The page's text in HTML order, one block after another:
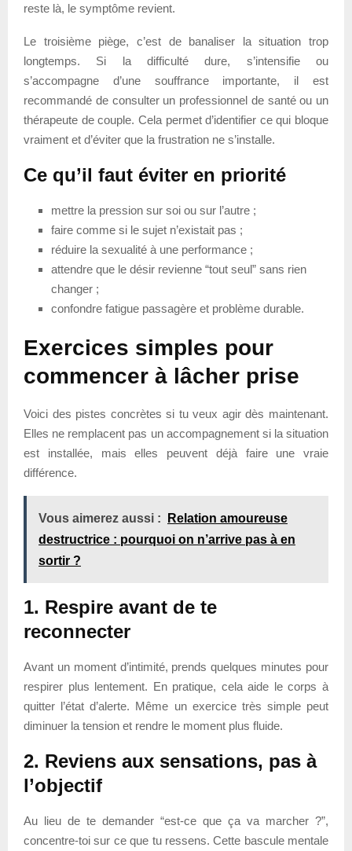
reste là, le symptôme revient.
Le troisième piège, c’est de banaliser la situation trop
longtemps. Si la difficulté dure, s’intensifie ou
s’accompagne d’une souffrance importante, il est
recommandé de consulter un professionnel de santé ou un
thérapeute de couple. Cela permet d’identifier ce qui bloque
vraiment et d’éviter que la frustration ne s’installe.
Ce qu’il faut éviter en priorité
mettre la pression sur soi ou sur l’autre ;
faire comme si le sujet n’existait pas ;
réduire la sexualité à une performance ;
attendre que le désir revienne “tout seul” sans rien
changer ;
confondre fatigue passagère et problème durable.
Exercices simples pour
commencer à lâcher prise
Voici des pistes concrètes si tu veux agir dès maintenant.
Elles ne remplacent pas un accompagnement si la situation
est installée, mais elles peuvent déjà faire une vraie
différence.
Vous aimerez aussi :
Relation amoureuse
destructrice : pourquoi on n’arrive pas à en
sortir ?
1. Respire avant de te
reconnecter
Avant un moment d’intimité, prends quelques minutes pour
respirer plus lentement. En pratique, cela aide le corps à
quitter l’état d’alerte. Même un exercice très simple peut
diminuer la tension et rendre le moment plus fluide.
2. Reviens aux sensations, pas à
l’objectif
Au lieu de te demander “est-ce que ça va marcher ?”,
concentre-toi sur ce que tu ressens. Cette bascule mentale